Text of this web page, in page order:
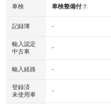
車検 車検整備付 ?
記録簿 -
輸入認定
中古車
-
輸入経路 -
登録済
未使用車
-